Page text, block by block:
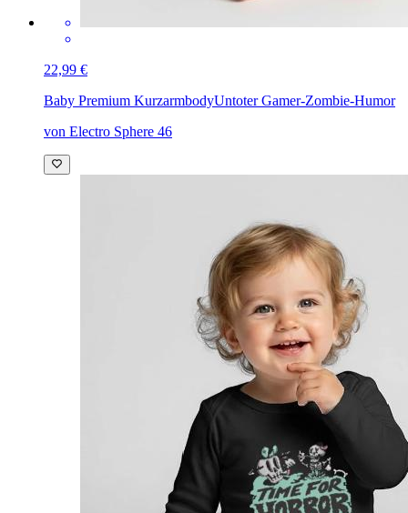
22,99 €
Baby Premium KurzarmbodyUntoter Gamer-Zombie-Humor
von Electro Sphere 46